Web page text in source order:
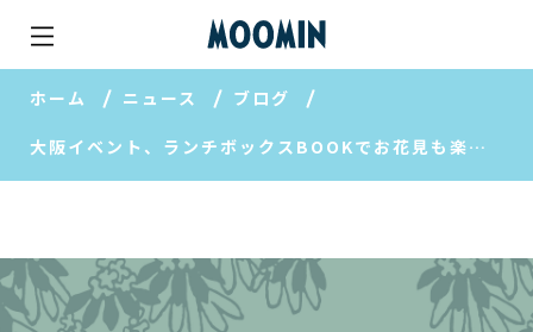
ホーム ニュース ブログ
大阪イベント、ランチボックスBOOKでお花見も楽しい！